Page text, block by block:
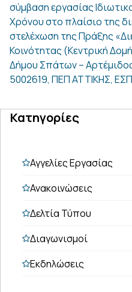
σύμβαση εργασίας
Χρόνου στο πλαίσιο της
στελέχωση της Πράξης
Κοινότητας (Κεντρική
Δήμου Σπάτων –
5002619, ΠΕΠ ΑΤΤΙΚΗΣ,
Κατηγορίες
Αγγελίες Εργασίας
Ανακοινώσεις
Δελτία Τύπου
Διαγωνισμοί
Εκδηλώσεις